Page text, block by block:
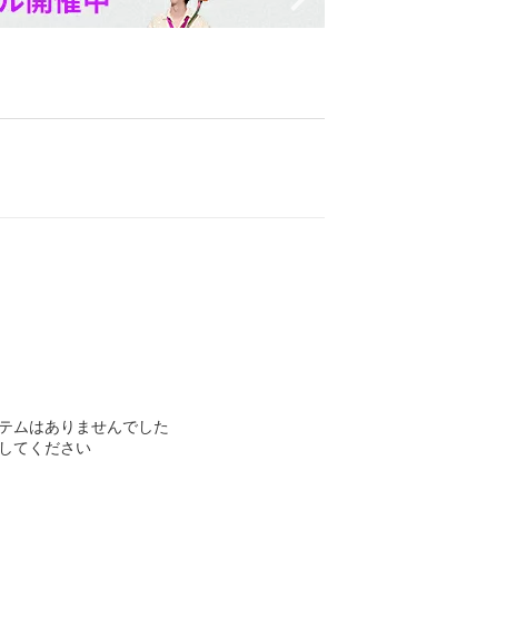
ムはありませんでした
てください